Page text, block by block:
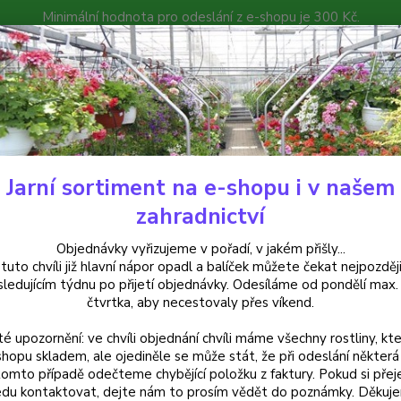
Minimální hodnota pro odeslání z e-shopu je 300 Kč.
můžete čekat nejpozději v následujícím týdnu po přijetí
Poradna Kontakty
Hledat
Fuchsie Connie Fuchsie - cena za kus v 3-kusovém balení
Fuchsie - cena za kus v 3-
Jarní sortiment na e-shopu i v našem
zahradnictví
Objednávky vyřizujeme v pořadí, v jakém přišly...
chvíli již hlavní nápor opadl a balíček můžete čekat
týdnu po přijetí objednávky. Odesíláme od pondělí
čtvrtka, aby necestovaly přes víkend.
upozornění: ve chvíli objednání chvíli máme všechny rostliny,
skladem, ale ojediněle se může stát, že při odeslání některá
případě odečteme chybějící položku z faktury. Pokud si
kontaktovat, dejte nám to prosím vědět do poznámky.